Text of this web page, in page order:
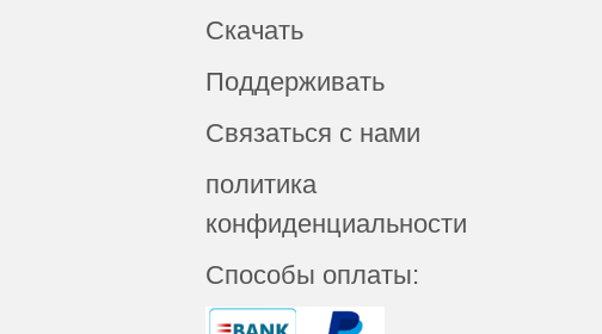
Скачать
Поддерживать
Связаться с нами
политика
конфиденциальности
Способы оплаты: